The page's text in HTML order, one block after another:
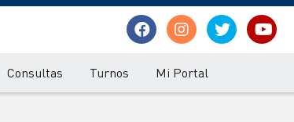
Consultas Turnos Mi Portal